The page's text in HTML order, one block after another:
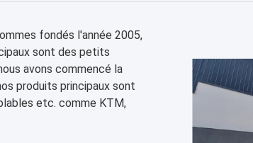
fondés l'année 2005,
sont des petits
avons commencé la
produits principaux sont
etc. comme KTM,